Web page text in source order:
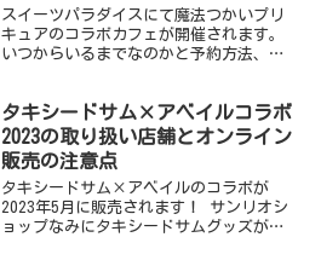
スイーツパラダイスにて魔法つかいプリ
キュアのコラボカフェが開催されます。
いつからいるまでなのかと予約方法、予
魔法つかいプリキュア×スイパラコラボ
の期間 ■予約の方法...
タキシードサム×アベイルコラボ
2023の取り扱い店舗とオンライン
販売の注意点
タキシードサム×アベイルのコラボが
2023年5月に販売されます！ サンリオシ
ョップなみにタキシードサムグッズが買